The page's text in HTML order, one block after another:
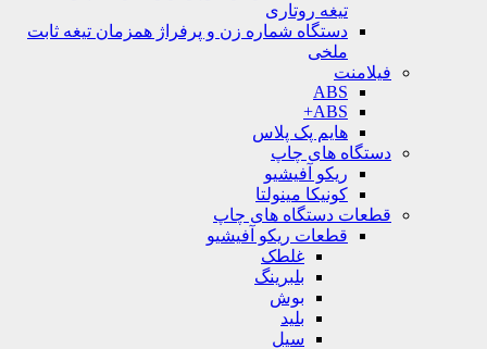
تیغه روتاری
دستگاه شماره زن و پرفراژ همزمان تیغه ثابت
ملخی
فیلامنت
ABS
ABS+
هایم پک پلاس
دستگاه های چاپ
ریکو آفیشیو
کونیکا مینولتا
قطعات دستگاه های چاپ
قطعات ریکو آفیشیو
غلطک
بلبرینگ
بوش
بلید
سیل